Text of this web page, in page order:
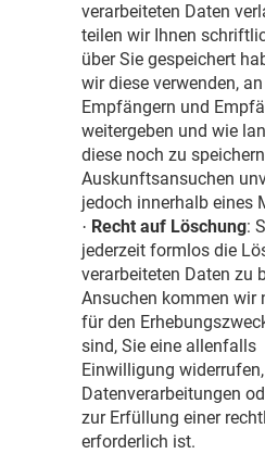
verarbeiteten Daten
teilen wir Ihnen
über Sie gespeichert
wir diese verwenden,
Empfängern und
weitergeben und wie
diese noch zu
Auskunftsansuchen
jedoch innerhalb eines
· Recht auf Löschung:
jederzeit formlos die
verarbeiteten Daten zu
Ansuchen kommen wir
für den
sind, Sie eine allenfalls
Einwilligung
Datenverarbeitungen
zur Erfüllung einer
erforderlich ist.